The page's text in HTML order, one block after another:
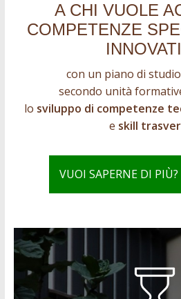
A CHI VUOLE
COMPETENZE
con un piano di
secondo unità
lo sviluppo di competenze
e skill
VUOI SAPERNE DI PIÙ?